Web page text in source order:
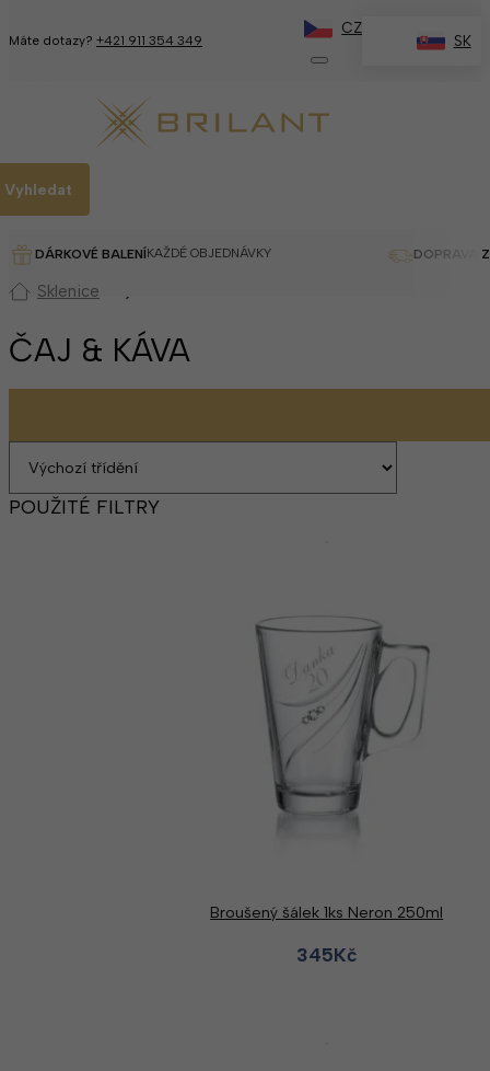
Máte dotazy? +421 911 354 349
CZ
SK
Vyhledat
DÁRKOVÉ BALENÍKAŽDÉ OBJEDNÁVKY DOPRAVA
Sklenice
ČAJ & KÁVA
POUŽITÉ FILTRY
Broušený šálek 1ks Neron 250ml
345Kč